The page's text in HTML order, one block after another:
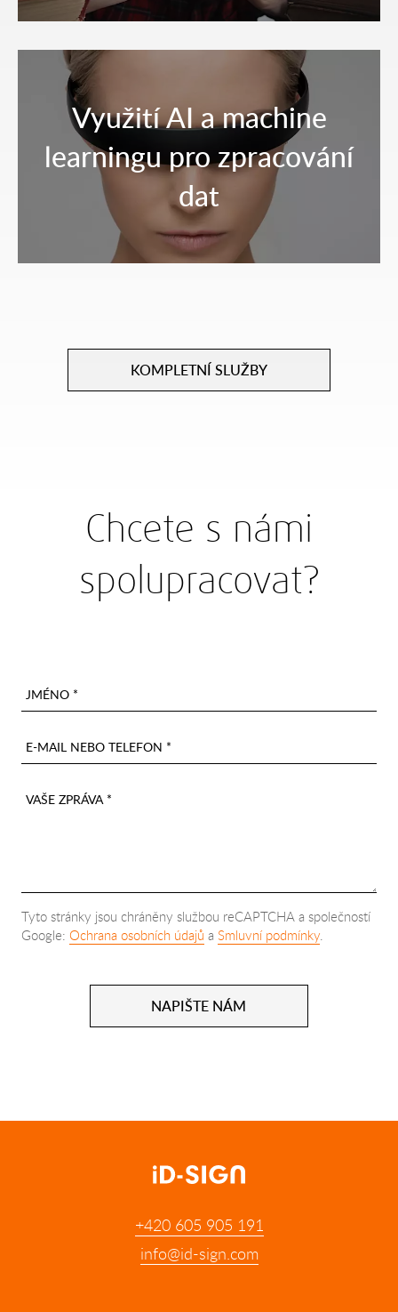
Využití AI a machine
learningu pro zpracování
dat
KOMPLETNÍ SLUŽBY
Chcete s námi
spolupracovat?
JMÉNO *
E-MAIL NEBO TELEFON *
VAŠE ZPRÁVA *
Tyto stránky jsou chráněny službou reCAPTCHA a společností
Google:Ochrana osobních údajů aSmluvní podmínky.
NAPIŠTE NÁM
+420 605 905 191
info@id-sign.com